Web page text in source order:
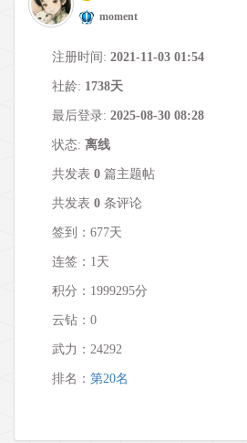
moment
注册时间: 2021-11-03 01:54
社龄: 1738天
最后登录: 2025-08-30 08:28
状态: 离线
共发表 0 篇主题帖
共发表 0 条评论
签到：677天
连签：1天
积分：1999295分
云钻：0
武力： 24292
排名： 第20名